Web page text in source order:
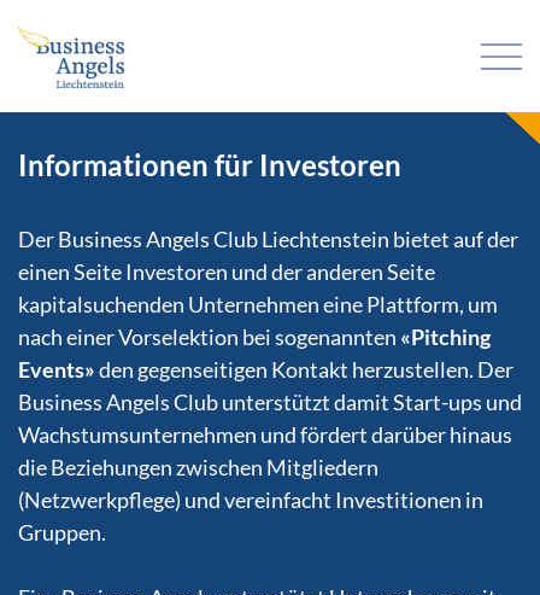
Informationen für Investoren
Der Business Angels Club Liechtenstein bietet auf der
einen Seite Investoren und der anderen Seite
kapitalsuchenden Unternehmen eine Plattform, um
nach einer Vorselektion bei sogenannten «Pitching
Events»den gegenseitigen Kontakt herzustellen. Der
Business Angels Club unterstützt damit Start-ups und
Wachstumsunternehmen und fördert darüber hinaus
die Beziehungen zwischen Mitgliedern
(Netzwerkpflege) und vereinfacht Investitionen in
Gruppen.